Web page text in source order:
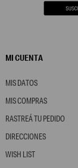
MI CUENTA
MIS DATOS
MIS COMPRAS
RASTREÁ TU PEDIDO
DIRECCIONES
WISH LIST